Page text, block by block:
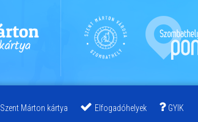
Szent Márton kártya Elfogadóhelyek GYIK